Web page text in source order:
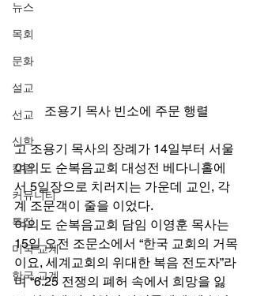
뉴스
목회
문화
설교
선교
신학
칼럼
커뮤니티
특집
미국 교계
한국 교계
조용기 목사 빈소에 주문 행렬
고 조용기 목사의 장례가 14일부터 서울
여의도 순복음교회 대성전 베다니홀에
서 5일장으로 치러지는 가운데 교인, 각
계 조문객이 줄을 이었다.
여의도 순복음교회 담임 이영훈 목사는
15일 오전 조문소에서 “한국 교회의 거목
이요, 세계교회의 위대한 복음 전도자”라
며 “6.25 전쟁의 폐허 속에서 희망을 잃